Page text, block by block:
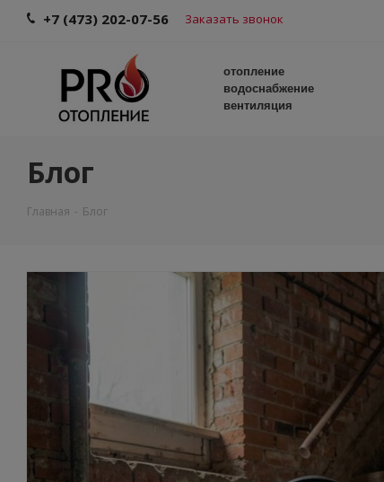
+7 (473) 202-07-56 Заказать звонок
отопление
водоснабжение
вентиляция
Блог
Главная - Блог